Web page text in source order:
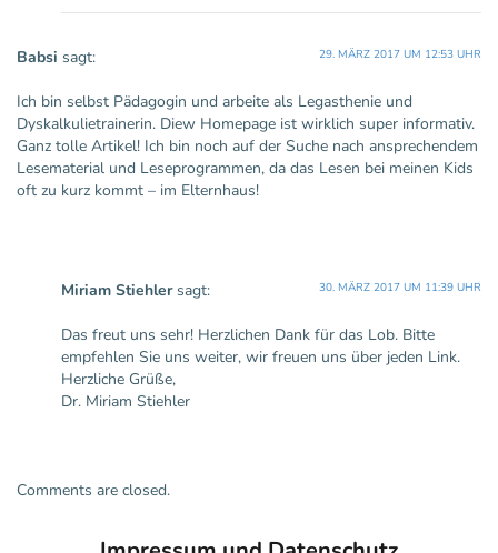
Babsi sagt: 29. MÄRZ 2017 UM 12:53 UHR
Ich bin selbst Pädagogin und arbeite als Legasthenie und
Dyskalkulietrainerin. Diew Homepage ist wirklich super informativ.
Ganz tolle Artikel! Ich bin noch auf der Suche nach ansprechendem
Lesematerial und Leseprogrammen, da das Lesen bei meinen Kids
oft zu kurz kommt – im Elternhaus!
Miriam Stiehler sagt: 30. MÄRZ 2017 UM 11:39 UHR
Das freut uns sehr! Herzlichen Dank für das Lob. Bitte
empfehlen Sie uns weiter, wir freuen uns über jeden Link.
Herzliche Grüße,
Dr. Miriam Stiehler
Comments are closed.